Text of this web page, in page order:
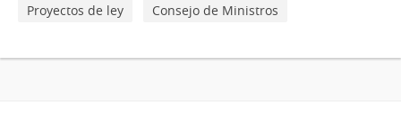
Proyectos de ley Consejo de Ministros